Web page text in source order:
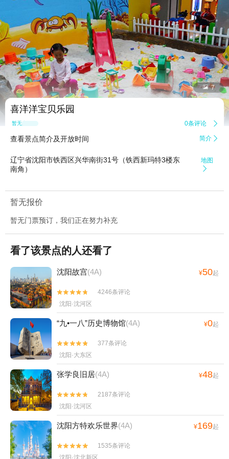
 7
喜洋洋宝贝乐园
暂无点评 0条评论 
查看景点简介及开放时间 简介 
辽宁省沈阳市铁西区兴华南街31号（铁西新玛特3楼东
南角）
地图

暂无报价
暂无门票预订，我们正在努力补充
看了该景点的人还看了
沈阳故宫(4A) ¥50起


4246条评论
沈阳·沈河区
“九•一八”历史博物馆(4A) ¥0起


377条评论
沈阳·大东区
张学良旧居(4A) ¥48起


2187条评论
沈阳·沈河区
沈阳方特欢乐世界(4A) ¥169起


1535条评论